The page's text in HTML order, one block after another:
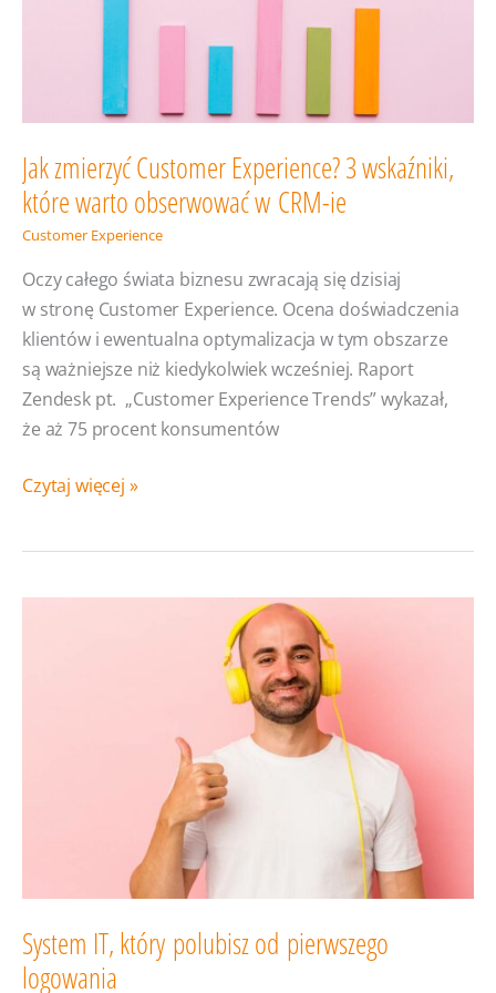
Jak zmierzyć Customer Experience? 3 wskaźniki,
które warto obserwować w CRM-ie
Customer Experience
Oczy całego świata biznesu zwracają się dzisiaj
w stronę Customer Experience. Ocena doświadczenia
klientów i ewentualna optymalizacja w tym obszarze
są ważniejsze niż kiedykolwiek wcześniej. Raport
Zendesk pt. „Customer Experience Trends” wykazał,
że aż 75 procent konsumentów
Jak
3
Czytaj więcej »
System IT, który polubisz od pierwszego
logowania